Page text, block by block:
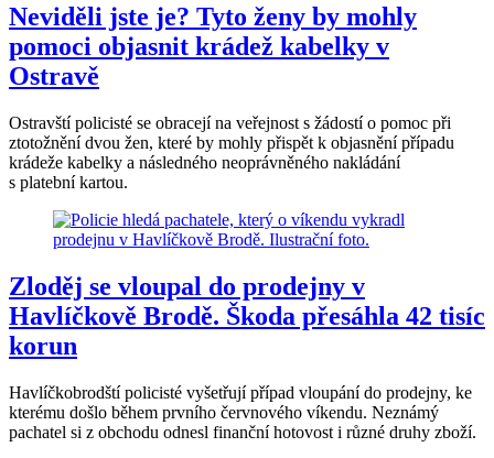
Neviděli jste je? Tyto ženy by mohly
pomoci objasnit krádež kabelky v
Ostravě
Ostravští policisté se obracejí na veřejnost s žádostí o pomoc při
ztotožnění dvou žen, které by mohly přispět k objasnění případu
krádeže kabelky a následného neoprávněného nakládání
s platební kartou.
Zloděj se vloupal do prodejny v
Havlíčkově Brodě. Škoda přesáhla 42 tisíc
korun
Havlíčkobrodští policisté vyšetřují případ vloupání do prodejny, ke
kterému došlo během prvního červnového víkendu. Neznámý
pachatel si z obchodu odnesl finanční hotovost i různé druhy zboží.